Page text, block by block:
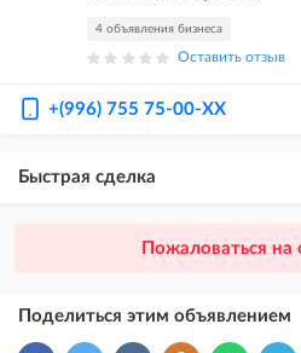
4 объявления бизнеса
Оставить отзыв
+(996) 755 75-00-XX
Быстрая сделка
Пожаловаться на
Поделиться этим объявлением